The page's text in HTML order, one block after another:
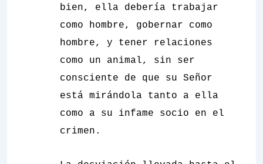
bien, ella debería trabajar
como hombre, gobernar como
hombre, y tener relaciones
como un animal, sin ser
consciente de que su Señor
está mirándola tanto a ella
como a su infame socio en el
crimen.